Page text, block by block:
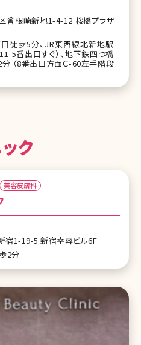
曾根崎新地1-4-12 桜橋プラザ
徒歩5分、JR東西線北新地駅
5番出口すぐ）、地下鉄四つ橋
（8番出口方面Ｃ-60左手階段
ク
美容皮膚科
宿1-19-5 新宿幸容ビル6F
2分